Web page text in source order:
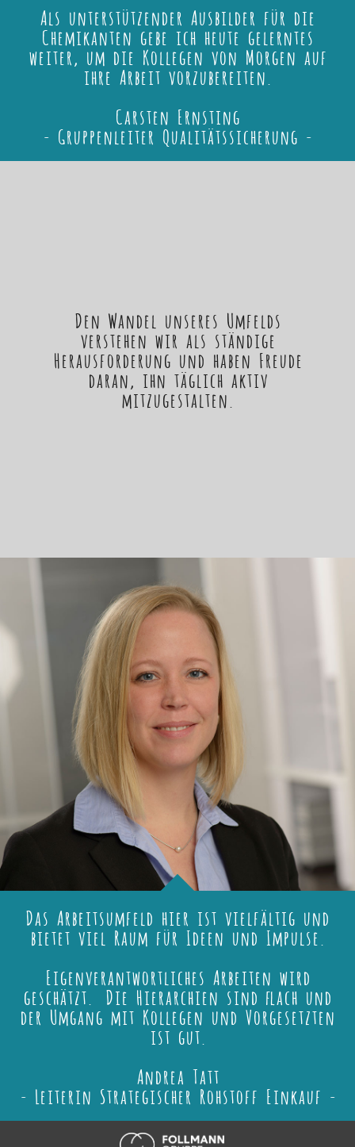
Als unterstützender Ausbilder für die
Chemikanten gebe ich heute gelerntes
weiter, um die Kollegen von Morgen auf
ihre Arbeit vorzubereiten.
Carsten Ernsting
- Gruppenleiter Qualitätssicherung -
Den Wandel unseres Umfelds
verstehen wir als ständige
Herausforderung und haben Freude
daran, ihn täglich aktiv
mitzugestalten.
Das Arbeitsumfeld hier ist vielfältig und
bietet viel Raum für Ideen und Impulse.
Eigenverantwortliches Arbeiten wird
geschätzt. Die Hierarchien sind flach und
der Umgang mit Kollegen und Vorgesetzten
ist gut.
Andrea Tatt
- Leiterin Strategischer Rohstoff Einkauf -